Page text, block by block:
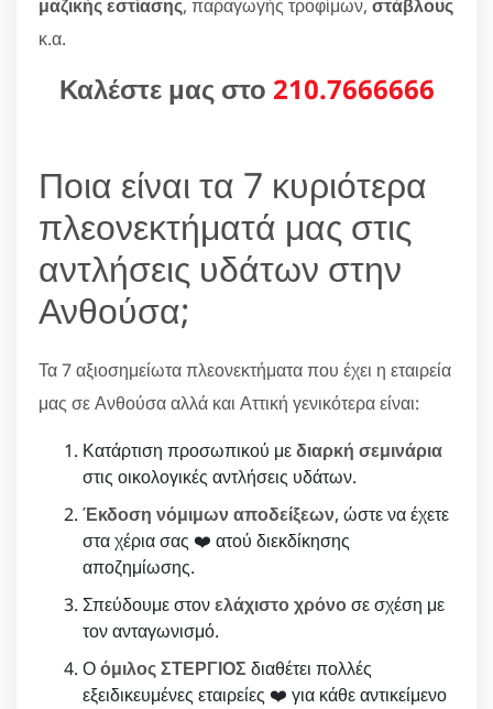
μαζικής εστίασης, παραγωγής τροφίμων, στάβλους
κ.α.
Καλέστε μας στο 210.7666666
Ποια είναι τα 7 κυριότερα
πλεονεκτήματά μας στις
αντλήσεις υδάτων στην
Ανθούσα;
Τα 7 αξιοσημείωτα πλεονεκτήματα που έχει η εταιρεία
μας σε Ανθούσα αλλά και Αττική γενικότερα είναι:
Κατάρτιση προσωπικού μεδιαρκή σεμινάρια
στις οικολογικές αντλήσεις υδάτων.
Έκδοση νόμιμων αποδείξεων, ώστε να έχετε
στα χέρια σας ❤️ ατού διεκδίκησης
αποζημίωσης.
Σπεύδουμε στονελάχιστο χρόνοσε σχέση με
τον ανταγωνισμό.
Οόμιλος ΣΤΕΡΓΙΟΣ διαθέτει πολλές
εξειδικευμένες εταιρείες ❤️ για κάθε αντικείμενο